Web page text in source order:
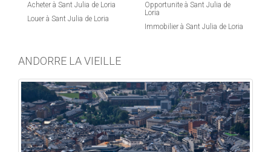
Acheter à Sant Julia de Loria
Louer à Sant Julia de Loria
Opportunite à Sant Julia de
Loria
Immobilier à Sant Julia de Loria
ANDORRE LA VIEILLE